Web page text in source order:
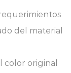
del material
original